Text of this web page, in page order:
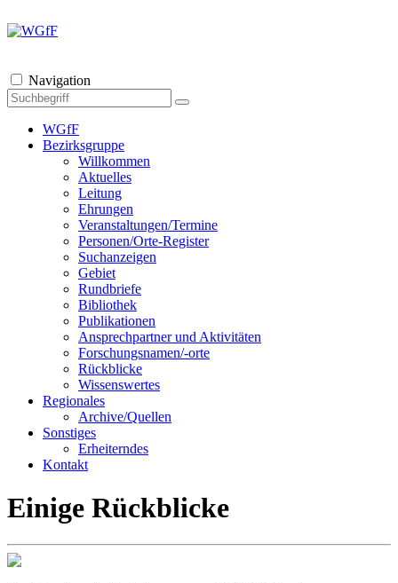
Navigation
WGfF
Bezirksgruppe
Willkommen
Aktuelles
Leitung
Ehrungen
Veranstaltungen/Termine
Personen/Orte-Register
Suchanzeigen
Gebiet
Rundbriefe
Bibliothek
Publikationen
Ansprechpartner und Aktivitäten
Forschungsnamen/-orte
Rückblicke
Wissenswertes
Regionales
Archive/Quellen
Sonstiges
Erheiterndes
Kontakt
Einige Rückblicke